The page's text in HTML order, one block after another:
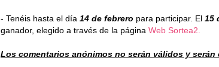
- Tenéis hasta el día 14 de febrero para participar. El 15
ganador, elegido a través de la página Web Sortea2.
Los comentarios anónimos no serán válidos y serán